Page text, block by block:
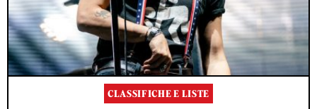
CLASSIFICHE E LISTE